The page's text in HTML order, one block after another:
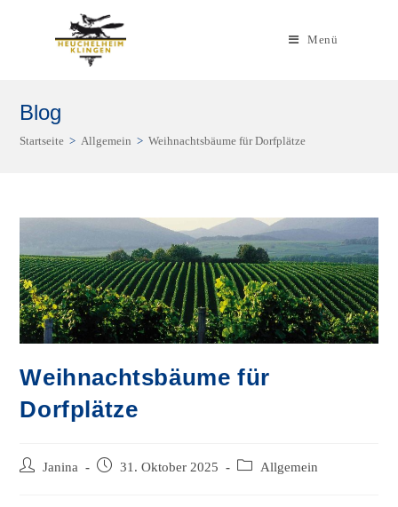
Menü
Blog
Startseite > Allgemein > Weihnachtsbäume für Dorfplätze
Weihnachtsbäume für
Dorfplätze
Beitrags-
Janina
Beitrag31. Oktober 2025
Beitrags-Allgemein